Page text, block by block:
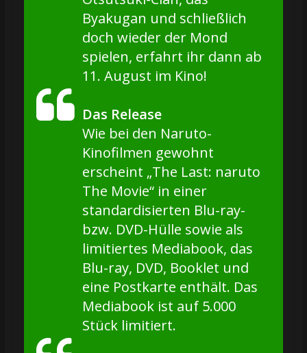
Byakugan und schließlich
doch wieder der Mond
spielen, erfahrt ihr dann ab
11. August im Kino!
Das Release
Wie bei den Naruto-
Kinofilmen gewohnt
erscheint „The Last: naruto
The Movie“ in einer
standardisierten Blu-ray-
bzw. DVD-Hülle sowie als
limitiertes Mediabook, das
Blu-ray, DVD, Booklet und
eine Postkarte enthält. Das
Mediabook ist auf 5.000
Stück limitiert.